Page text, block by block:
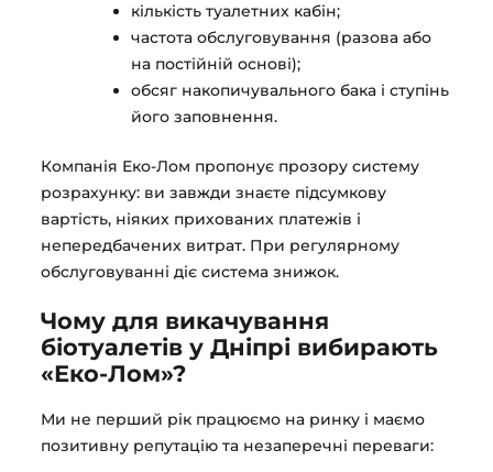
кількість туалетних кабін;
частота обслуговування (разова або
на постійній основі);
обсяг накопичувального бака і ступінь
його заповнення.
Компанія Еко-Лом пропонує прозору систему
розрахунку: ви завжди знаєте підсумкову
вартість, ніяких прихованих платежів і
непередбачених витрат. При регулярному
обслуговуванні діє система знижок.
Чому для викачування
біотуалетів у Дніпрі вибирають
«Еко-Лом»?
Ми не перший рік працюємо на ринку і маємо
позитивну репутацію та незаперечні переваги: